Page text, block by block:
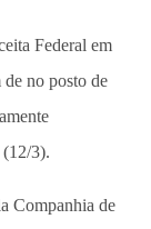
Federal em
no posto de
(12/3).
Companhia de